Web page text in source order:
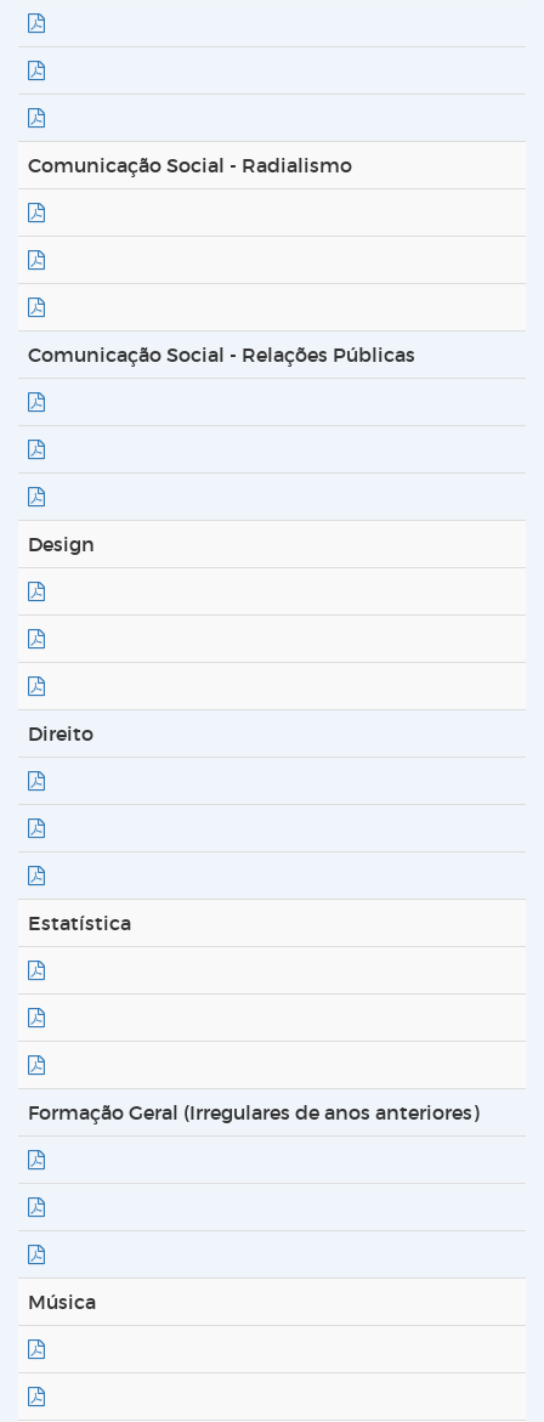
Comunicação Social - Radialismo
Comunicação Social - Relações Públicas
Design
Direito
Estatística
Formação Geral (Irregulares de anos anteriores)
Música